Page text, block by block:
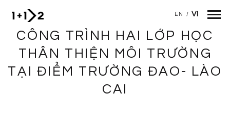
Nhảy đến nội dung
EN / VI
CÔNG TRÌNH HAI LỚP HỌC
THÂN THIỆN MÔI TRƯỜNG
TẠI ĐIỂM TRƯỜNG ĐAO- LÀO
CAI